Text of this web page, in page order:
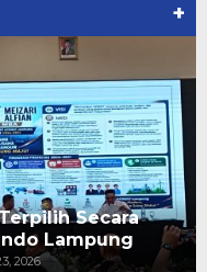
+
Secara
Lampung
2026